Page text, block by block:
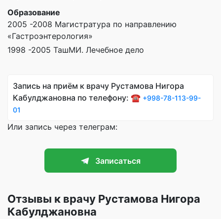
Образование
2005 -2008 Магистратура по направлению
«Гастроэнтерология»
1998 -2005 ТашМИ. Лечебное дело
Запись на приём к врачу Рустамова Нигора
Кабулджановна по телефону: ☎️ +998-78-113-99-
01
Или запись через телеграм:
Записаться
Отзывы к врачу Рустамова Нигора
Кабулджановна